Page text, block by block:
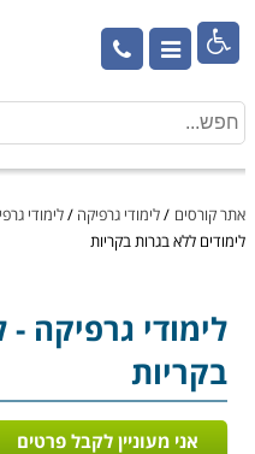

אתר קורסים /לימודי גרפיקה /לימודי
לימודים ללא בגרות בקריות
לימודי גרפיקה -
בקריות
אני מעוניין לקבל פרטים